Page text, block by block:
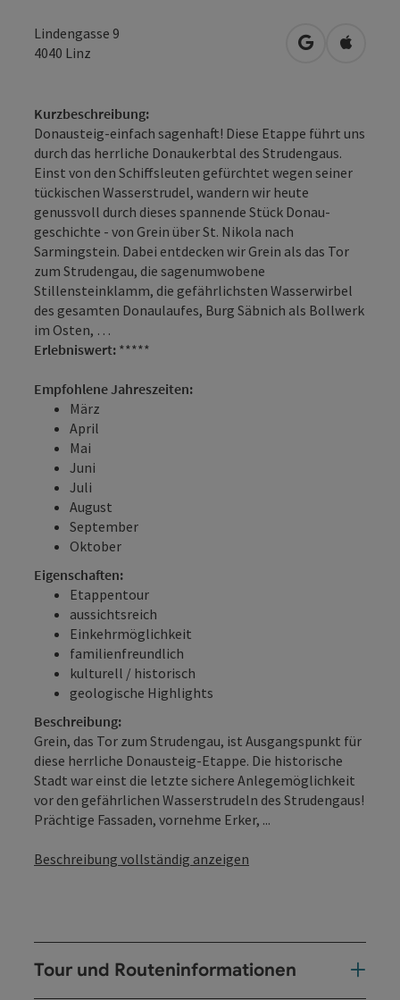
Lindengasse 9
4040 Linz in Google
in
Kurzbeschreibung:
Donausteig-einfach sagenhaft! Diese Etappe führt uns
durch das herrliche Donaukerbtal des Strudengaus.
Einst von den Schiffsleuten gefürchtet wegen seiner
tückischen Wasser­strudel, wandern wir heute
genussvoll durch dieses spannende Stück Donau­
geschichte - von Grein über St. Nikola nach
Sarmingstein. Dabei entdecken wir Grein als das Tor
zum Strudengau, die sagenumwobene
Stillensteinklamm, die gefährlichsten Wasserwirbel
des gesamten Donaulaufes, Burg Säbnich als Bollwerk
im Osten, …
Erlebniswert: *****
Empfohlene Jahreszeiten:
März
April
Mai
Juni
Juli
August
September
Oktober
Eigenschaften:
Etappentour
aussichtsreich
Einkehrmöglichkeit
familienfreundlich
kulturell / historisch
geologische Highlights
Beschreibung:
Grein, das Tor zum Strudengau, ist Ausgangspunkt für
diese herrliche Donausteig-Etappe. Die historische
Stadt war einst die letzte sichere Anlegemöglichkeit
vor den gefährlichen Wasserstrudeln des Strudengaus!
Prächtige Fassaden, vornehme Erker, ...
Beschreibung vollständig anzeigen
Tour und Routeninformationen